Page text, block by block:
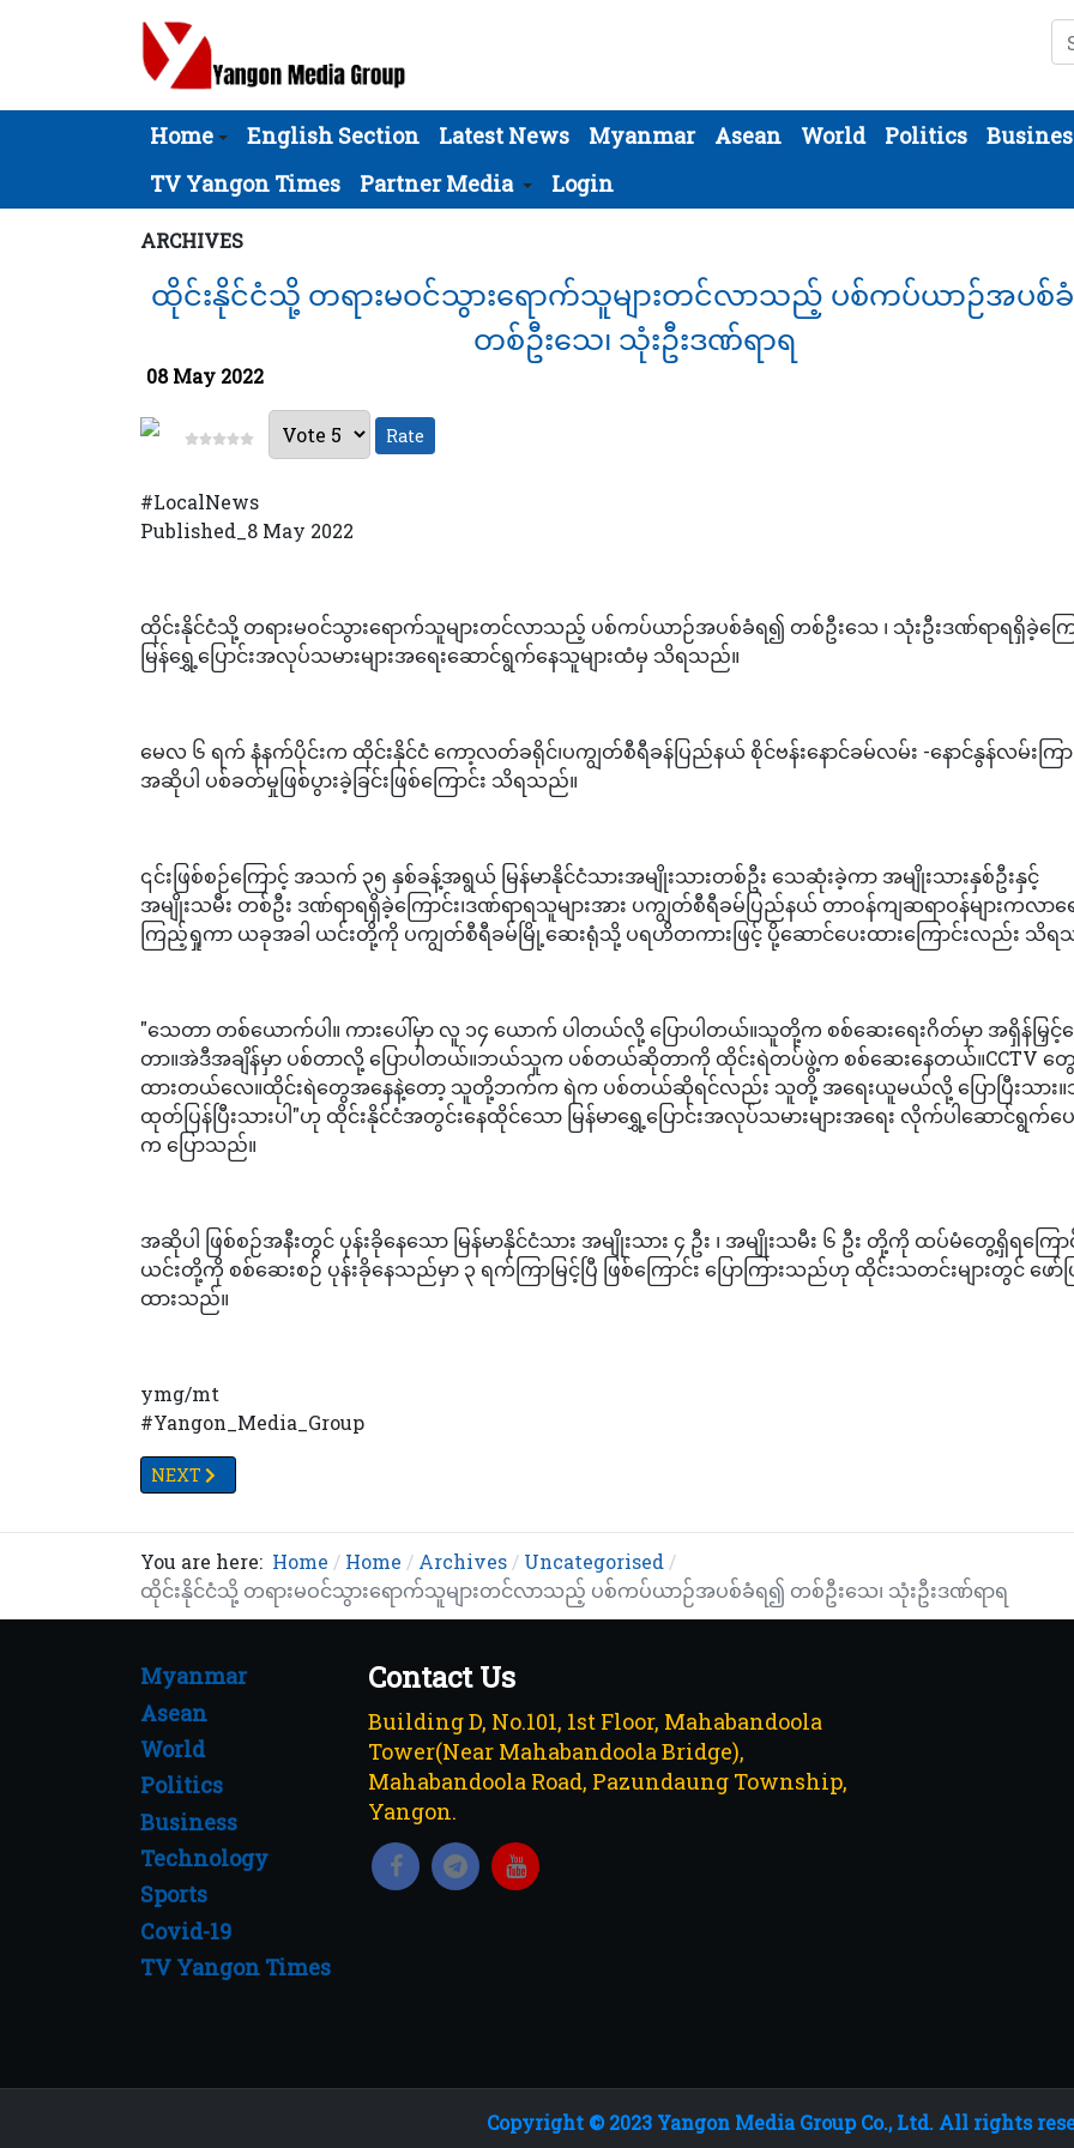
Home English Section Latest News Myanmar Asean World Politics
TV Yangon Times
Partner Media Login
ARCHIVES
ထိုင်းနိုင်ငံသို့ တရားမဝင်သွားရောက်သူများတင်လာသည့် ပစ်ကပ်ယာဉ်အပစ်
တစ်ဦးသေ၊ သုံးဦးဒဏ်ရာရ
08 May 2022
Please Rate
#LocalNews
Published_8 May 2022
ထိုင်းနိုင်ငံသို့ တရားမဝင်သွားရောက်သူများတင်လာသည့် ပစ်ကပ်ယာဉ်အပစ်ခံရ၍ တစ်ဦးသေ ၊ သုံးဦးဒဏ်ရာရရှိခဲ့ကြေ
မြန်ရွှေ့ပြောင်းအလုပ်သမားများအရေးဆောင်ရွက်နေသူများထံမှ သိရသည်။
မေလ ၆ ရက် နံနက်ပိုင်းက ထိုင်းနိုင်ငံ ကော့လတ်ခရိုင်၊ပကျွတ်စီရီခန်ပြည်နယ် စိုင်ဗန်းနောင်ခမ်လမ်း -နောင်နွန်လမ်းကြ
အဆိုပါ ပစ်ခတ်မှုဖြစ်ပွားခဲ့ခြင်းဖြစ်ကြောင်း သိရသည်။
၎င်းဖြစ်စဉ်ကြောင့် အသက် ၃၅ နှစ်ခန့်အရွယ် မြန်မာနိုင်ငံသားအမျိုးသားတစ်ဦး သေဆုံးခဲ့ကာ အမျိုးသားနှစ်ဦးနှင့်
အမျိုးသမီး တစ်ဦး ဒဏ်ရာရရှိခဲ့ကြောင်း၊ဒဏ်ရာရသူများအား ပကျွတ်စီရီခမ်ပြည်နယ် တာဝန်ကျဆရာဝန်များကလာ
ကြည့်ရှုကာ ယခုအခါ ယင်းတို့ကို ပကျွတ်စီရီခမ်မြို့ဆေးရုံသို့ ပရဟိတကားဖြင့် ပို့ဆောင်ပေးထားကြောင်းလည်း သိရ
"သေတာ တစ်ယောက်ပါ။ ကားပေါ်မှာ လူ ၁၄ ယောက် ပါတယ်လို့ ပြောပါတယ်။သူတို့က စစ်ဆေးရေးဂိတ်မှာ အရှိန်မြှင့်မ
တာ။အဲဒီအချိန်မှာ ပစ်တာလို့ ပြောပါတယ်။ဘယ်သူက ပစ်တယ်ဆိုတာကို ထိုင်းရဲတပ်ဖွဲ့က စစ်ဆေးနေတယ်။CCTV တွ
ထားတယ်လေ။ထိုင်းရဲတွေအနေနဲ့တော့ သူတို့ဘက်က ရဲက ပစ်တယ်ဆိုရင်လည်း သူတို့ အရေးယူမယ်လို့ ပြောပြီးသား။
ထုတ်ပြန်ပြီးသားပါ"ဟု ထိုင်းနိုင်ငံအတွင်းနေထိုင်သော မြန်မာရွှေ့ပြောင်းအလုပ်သမားများအရေး လိုက်ပါဆောင်ရွက်ပ
က ပြောသည်။
အဆိုပါ ဖြစ်စဉ်အနီးတွင် ပုန်းခိုနေသော မြန်မာနိုင်ငံသား အမျိုးသား ၄ ဦး ၊ အမျိုးသမီး ၆ ဦး တို့ကို ထပ်မံတွေ့ရှိရကြောင်
ယင်းတို့ကို စစ်ဆေးစဉ် ပုန်းခိုနေသည်မှာ ၃ ရက်ကြာမြင့်ပြီ ဖြစ်ကြောင်း ပြောကြားသည်ဟု ထိုင်းသတင်းများတွင် ဖော်ပ
ထားသည်။
ymg/mt
#Yangon_Media_Group
NEXT ARTICLE: TV YANGON TIMES ရဲ့နေ့စဉ်သတင်းအစီအစဉ် (တိုက်ရိုက်)
NEXT
You are here: Home Home Archives
Uncategorised
ထိုင်းနိုင်ငံသို့ တရားမဝင်သွားရောက်သူများတင်လာသည့် ပစ်ကပ်ယာဉ်အပစ်ခံရ၍ တစ်ဦးသေ၊ သုံးဦးဒဏ်ရာရ
Myanmar
Asean
World
Politics
Business
Technology
Sports
Covid-19
TV Yangon Times
Contact Us
Building D, No.101, 1st Floor, Mahabandoola
Tower(Near Mahabandoola Bridge),
Mahabandoola Road, Pazundaung Township,
Yangon.
Copyright © 2023 Yangon Media Group Co., Ltd. All rights